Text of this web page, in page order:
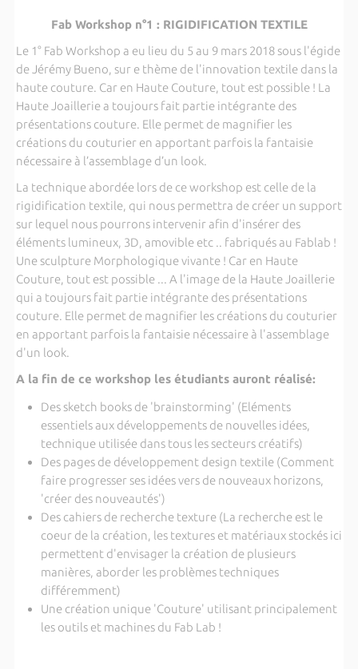
Fab Workshop n°1 : RIGIDIFICATION TEXTILE
Le 1° Fab Workshop a eu lieu du 5 au 9 mars 2018 sous l'égide
de Jérémy Bueno, sur e thème de l'innovation textile dans la
haute couture. Car en Haute Couture, tout est possible ! La
Haute Joaillerie a toujours fait partie intégrante des
présentations couture. Elle permet de magnifier les
créations du couturier en apportant parfois la fantaisie
nécessaire à l’assemblage d’un look.
La technique abordée lors de ce workshop est celle de la
rigidification textile, qui nous permettra de créer un support
sur lequel nous pourrons intervenir afin d'insérer des
éléments lumineux, 3D, amovible etc .. fabriqués au Fablab !
Une sculpture Morphologique vivante ! Car en Haute
Couture, tout est pos­sible ... A l'image de la Haute Joaillerie
qui a toujours fait partie intégrante des présentations
couture. Elle permet de magnifier les créations du couturier
en apportant parfois la fantaisie nécessaire à l'assemblage
d'un look.
A la fin de ce workshop les étudiants auront réalisé:
Des sketch books de 'brainstorming' (Eléments
essentiels aux développe­ments de nouvelles idées,
technique utilisée dans tous les secteurs créatifs)
Des pages de développement design textile (Comment
faire progresser ses idées vers de nouveaux horizons,
'créer des nouveautés')
Des cahiers de recherche texture (La recherche est le
coeur de la création, les textures et matériaux stockés ici
permettent d'envisager la création de plu­sieurs
manières, aborder les problèmes techniques
différemment)
Une création unique 'Couture' utilisant principalement
les outils et ma­chines du Fab Lab !